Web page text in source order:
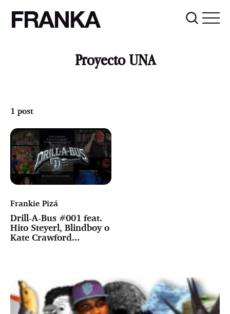
FRANKA
Proyecto UNA
1 post
Frankie Pizá
Drill-A-Bus #001 feat.
Hito Steyerl, Blindboy o
Kate Crawford...